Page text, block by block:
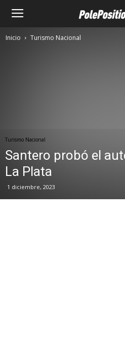
Inicio Turismo Nacional
Turismo Nacional
Santero probó el
La Plata
1 diciembre, 2023